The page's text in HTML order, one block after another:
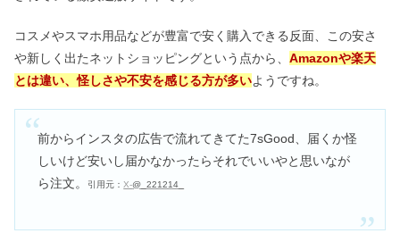
やばいお腹の皮下脂肪｜本気で落とす
女性のマッサージ＆筋トレ
パワーアップバンドはいらない？使い
回しOK？値段・事前購入も
革ジャンはダサいの？ボロボロの経年
コスメやスマホ用品などが豊富で安く購入できる反面、この安さ
や新しく出たネットショッピングという点から、 Amazonや楽天
とは違い、怪しさや不安を感じる方が多いようですね。
前からインスタの広告で流れてきてた7sGood、届くか怪
しいけど安いし届かなかったらそれでいいやと思いなが
ら注文。
引用元：X-@_221214_